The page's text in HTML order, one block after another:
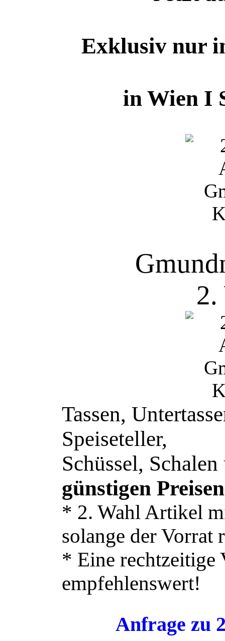
Exklusiv nur
in Wien I
Tassen,
Speiseteller,
Schüssel,
günstigen
* 2. Wahl Artikel
solange der Vorrat
* Eine rechtzeitige
empfehlenswert!
Anfrage zu